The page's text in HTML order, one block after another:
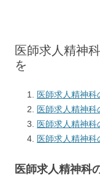
医師求人精神
を
医師求人精神
医師求人精神
医師求人精神
医師求人精神
医師求人精神科